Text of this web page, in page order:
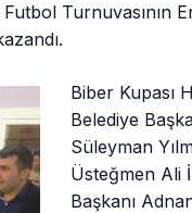
Turnuvasının
Biber Kupası
Belediye
Süleyman
Üsteğmen Ali
Başkanı